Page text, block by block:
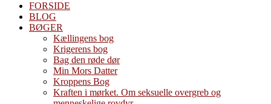
FORSIDE
BLOG
BØGER
Kællingens bog
Krigerens bog
Bag den røde dør
Min Mors Datter
Kroppens Bog
Kraften i mørket. Om seksuelle overgreb og